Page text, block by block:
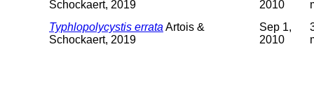
Schockaert, 2019
2010
Typhlopolycystis errata Artois &
Schockaert, 2019
Sep 1,
2010